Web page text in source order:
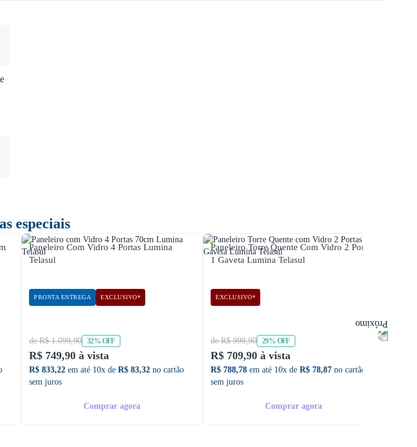
especiais
Paneleiro Com Vidro 4 Portas Lumina
Telasul
PRONTA ENTREGA EXCLUSIVO*
de R$ 1.099,90 32% OFF
R$ 749,90 à vista
R$ 833,22 em até 10x de R$ 83,32 no cartão
sem juros
Comprar agora
Paneleiro Torre Quente Com Vidro 2 Portas
1 Gaveta Lumina Telasul
EXCLUSIVO*
de R$ 999,90 29% OFF
R$ 709,90 à vista
R$ 788,78 em até 10x de R$ 78,87 no cartão
sem juros
Comprar agora